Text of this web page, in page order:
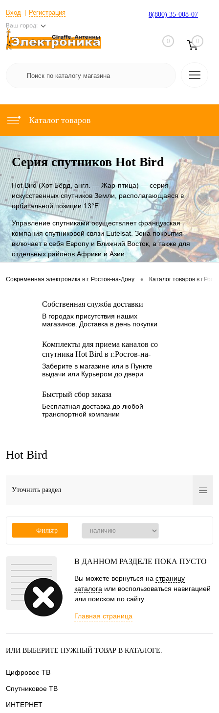
Вход Регистрация
Ваш город:
8(800) 35-008-07
0 0
Каталог товаров
Серия спутников Hot Bird
Hot Bird (Хот Бёрд, англ. — Жар-птица) — серия
искусственных спутников Земли, располагающаяся в
орбитальной позиции 13°E.
Управление спутниками осуществляет французская
компания спутниковой связи Eutelsat. Зона покрытия
включает в себя Европу и Ближний Восток, а также для
отдельных районов Африки и Азии.
Современная электроника в г. Ростов-на-Дону • Каталог товаров в
Собственная служба доставки
В городах присутствия наших
магазинов. Доставка в день покупки
Комплекты для приема каналов со
спутника Hot Bird в г.Ростов-на-
Дону
Заберите в магазине или в Пункте
выдачи или Курьером до двери
Быстрый сбор заказа
Бесплатная доставка до любой
транспортной компании
Hot Bird
Уточнить раздел
Фильтр
В ДАННОМ РАЗДЕЛЕ ПОКА ПУСТО
Вы можете вернуться на страницу
каталога или воспользоваться навигацией
или поиском по сайту.
Главная страница
ИЛИ ВЫБЕРИТЕ НУЖНЫЙ ТОВАР В КАТАЛОГЕ.
Цифровое ТВ
Спутниковое ТВ
ИНТЕРНЕТ